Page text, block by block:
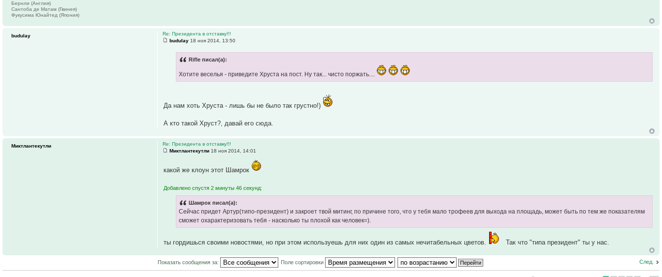
Бернли (Англия)
Сантоба де Матам (Гвинея)
Фукусима Юнайтед (Япония)
Re: Президента в отставку!!!
budulay 18 ноя 2014, 13:50
Rifle писал(а):
Хотите веселья - приведите Хруста на пост. Ну так... чисто поржать....
Да нам хоть Хруста - лишь бы не было так грустно!)
А кто такой Хруст?, давай его сюда.
budulay
Re: Президента в отставку!!!
Миктлантекутли 18 ноя 2014, 14:01
какой же клоун этот Шамрок
Добавлено спустя 2 минуты 46 секунд:
Шамрок писал(а):
Сейчас придет Артур(типо-президент) и закроет твой митинг, по причине того, что у тебя мало трофеев для выхода на площадь, может быть по тем же показателям
сможет охарактеризовать тебя - насколько ты плохой как человек=).
ты гордишься своими новостями, но при этом используешь для них один из самых нечитабельных цветов. Так что "типа президент" ты у нас.
Миктлантекутли
След.
Показать сообщения за: Поле сортировки